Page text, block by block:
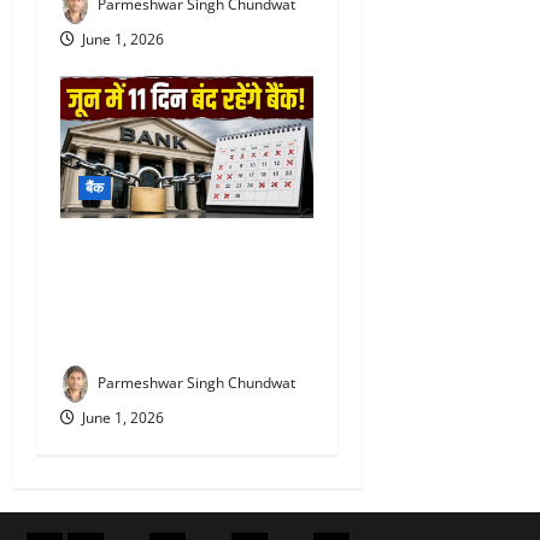
Parmeshwar Singh Chundwat
June 1, 2026
बैंक
Parmeshwar Singh Chundwat
June 1, 2026